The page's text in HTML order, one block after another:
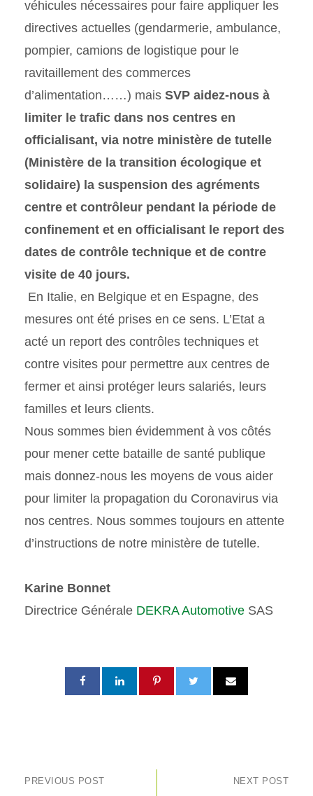
véhicules nécessaires pour faire appliquer les
directives actuelles (gendarmerie, ambulance,
pompier, camions de logistique pour le
ravitaillement des commerces
d’alimentation……) mais SVP aidez-nous à
limiter le trafic dans nos centres en
officialisant, via notre ministère de tutelle
(Ministère de la transition écologique et
solidaire) la suspension des agréments
centre et contrôleur pendant la période de
confinement et en officialisant le report des
dates de contrôle technique et de contre
visite de 40 jours.
En Italie, en Belgique et en Espagne, des
mesures ont été prises en ce sens. L’Etat a
acté un report des contrôles techniques et
contre visites pour permettre aux centres de
fermer et ainsi protéger leurs salariés, leurs
familles et leurs clients.
Nous sommes bien évidemment à vos côtés
pour mener cette bataille de santé publique
mais donnez-nous les moyens de vous aider
pour limiter la propagation du Coronavirus via
nos centres. Nous sommes toujours en attente
d’instructions de notre ministère de tutelle.
Karine Bonnet
Directrice Générale DEKRA Automotive SAS
PREVIOUS POST NEXT POST